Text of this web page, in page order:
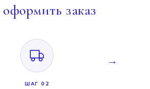
оформить заказ
ШАГ 02